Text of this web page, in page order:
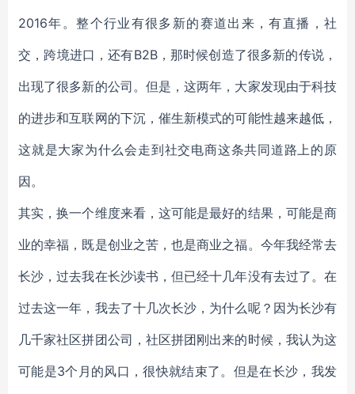
2016年。整个行业有很多新的赛道出来，有直播，社
交，跨境进口，还有B2B，那时候创造了很多新的传说，
出现了很多新的公司。但是，这两年，大家发现由于科技
的进步和互联网的下沉，催生新模式的可能性越来越低，
这就是大家为什么会走到社交电商这条共同道路上的原
因。
其实，换一个维度来看，这可能是最好的结果，可能是商
业的幸福，既是创业之苦，也是商业之福。今年我经常去
长沙，过去我在长沙读书，但已经十几年没有去过了。在
过去这一年，我去了十几次长沙，为什么呢？因为长沙有
几千家社区拼团公司，社区拼团刚出来的时候，我认为这
可能是3个月的风口，很快就结束了。但是在长沙，我发